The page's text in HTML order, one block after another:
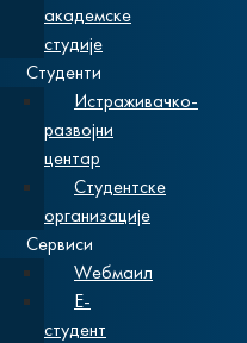
академске
студије
Студенти
Истраживачко-
развојни
центар
Студентске
организације
Сервиси
Wебмаил
Е-
студент